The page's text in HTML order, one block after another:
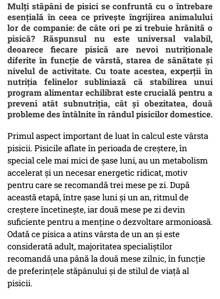
Mulți stăpâni de pisici se confruntă cu o întrebare
esențială în ceea ce privește îngrijirea animalului
lor de companie: de câte ori pe zi trebuie hrănită o
pisică? Răspunsul nu este universal valabil,
deoarece fiecare pisică are nevoi nutriționale
diferite în funcție de vârstă, starea de sănătate și
nivelul de activitate. Cu toate acestea, experții în
nutriția felinelor subliniază că stabilirea unui
program alimentar echilibrat este crucială pentru a
preveni atât subnutriția, cât și obezitatea, două
probleme des întâlnite în rândul pisicilor domestice.
Primul aspect important de luat în calcul este vârsta
pisicii. Pisicile aflate în perioada de creștere, în
special cele mai mici de șase luni, au un metabolism
accelerat și un necesar energetic ridicat, motiv
pentru care se recomandă trei mese pe zi. După
această etapă, între șase luni și un an, ritmul de
creștere încetinește, iar două mese pe zi devin
suficiente pentru a menține o dezvoltare armonioasă.
Odată ce pisica a atins vârsta de un an și este
considerată adult, majoritatea specialiștilor
recomandă una până la două mese zilnic, în funcție
de preferințele stăpânului și de stilul de viață al
pisicii.